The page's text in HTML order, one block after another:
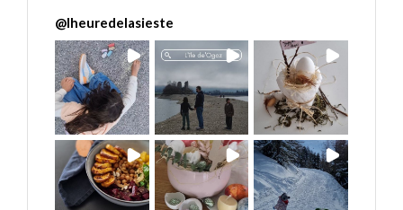
@lheuredelasieste